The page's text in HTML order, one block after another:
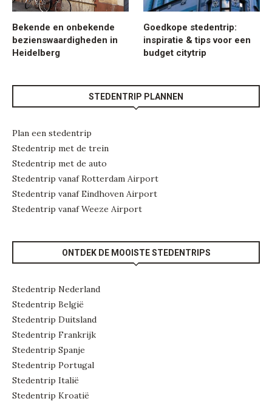
Bekende en onbekende
bezienswaardigheden in
Heidelberg
Goedkope stedentrip:
inspiratie & tips voor een
budget citytrip
STEDENTRIP PLANNEN
Plan een stedentrip
Stedentrip met de trein
Stedentrip met de auto
Stedentrip vanaf Rotterdam Airport
Stedentrip vanaf Eindhoven Airport
Stedentrip vanaf Weeze Airport
ONTDEK DE MOOISTE STEDENTRIPS
Stedentrip Nederland
Stedentrip België
Stedentrip Duitsland
Stedentrip Frankrijk
Stedentrip Spanje
Stedentrip Portugal
Stedentrip Italië
Stedentrip Kroatië